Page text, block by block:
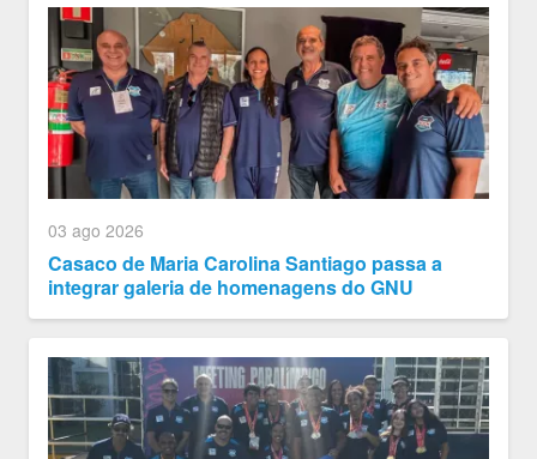
03 ago 2026
Casaco de Maria Carolina Santiago passa a
integrar galeria de homenagens do GNU